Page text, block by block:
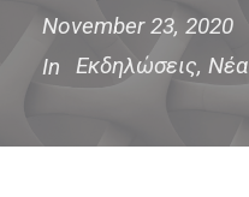
November 23, 2020
In
Εκδηλώσεις, Νέα